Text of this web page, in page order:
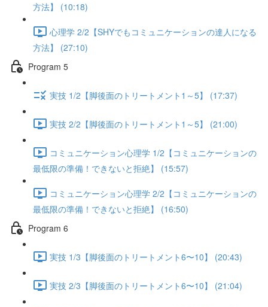
方法】 (10:18)
心理学 2/2【SHYでもコミュニケーションの達人になる
方法】 (27:10)
Program 5
実技 1/2【脚後面のトリートメント1～5】 (17:37)
実技 2/2【脚後面のトリートメント1～5】 (21:00)
コミュニケーション心理学 1/2【コミュニケーションの
最低限の準備！できないと拒絶】 (15:57)
コミュニケーション心理学 2/2【コミュニケーションの
最低限の準備！できないと拒絶】 (16:50)
Program 6
実技 1/3【脚後面のトリートメント6〜10】 (20:43)
実技 2/3【脚後面のトリートメント6〜10】 (21:04)